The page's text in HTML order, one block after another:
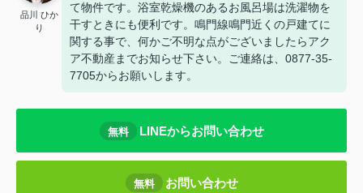
品川 ひか
り
て物件です。浴室乾燥機のあるお風呂場は洗濯物を
干すときにも便利です。鳴門線鳴門近くの戸建てに
関する事で、何かご不明な点がございましたらアク
ア不動産までお知らせ下さい。ご連絡は、0877-35-
7705からお願いします。
無料 LINEからお問い合わせ
無料 お問い合わせ